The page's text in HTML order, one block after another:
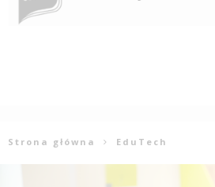
Strona główna EduTech